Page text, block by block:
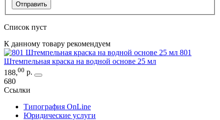
Отправить
Список пуст
К данному товару рекомендуем
801
Штемпельная краска на водной основе 25 мл
188,00 р.
680
Ссылки
Типография OnLine
Юридические услуги